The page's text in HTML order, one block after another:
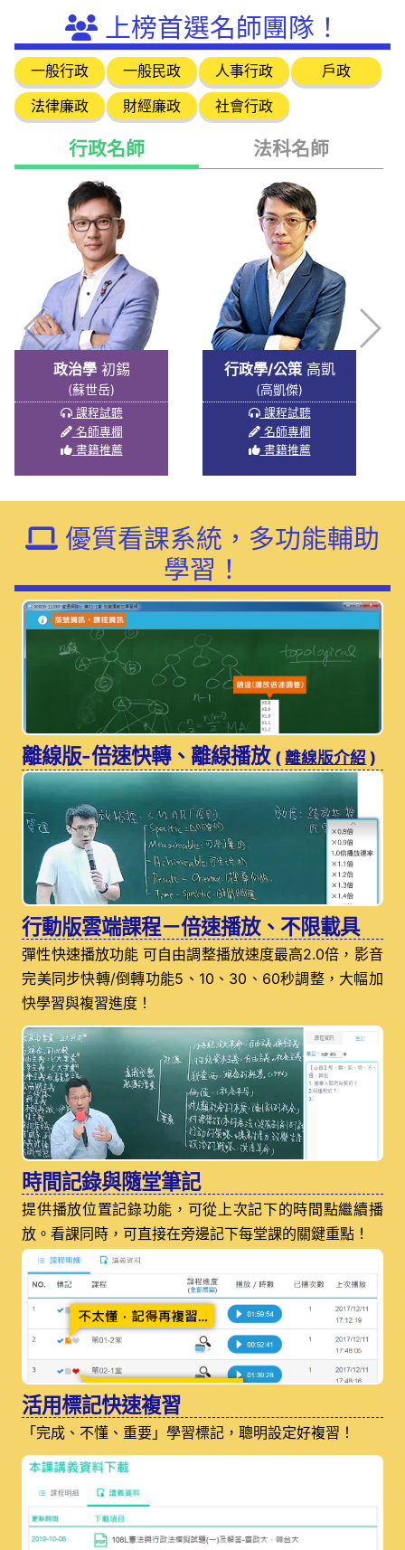
上榜首選名師團隊！
一般行政 一般民政 人事行政
戶政
法律廉政
財經廉政 社會行政
行政名師 法科名師
政治學初錫
(蘇世岳)
課程試聽
名師專欄
書籍推薦
行政學/公策高凱
(高凱傑)
課程試聽
名師專欄
書籍推薦
優質看課系統，多功能輔助
學習！
離線版-倍速快轉、離線播放 (離線版介紹 )
行動版雲端課程－倍速播放、不限載具
彈性快速播放功能 可自由調整播放速度最高2.0倍，影音
完美同步快轉/倒轉功能5、10、30、60秒調整，大幅加
快學習與複習進度！
時間記錄與隨堂筆記
提供播放位置記錄功能，可從上次記下的時間點繼續播
放。看課同時，可直接在旁邊記下每堂課的關鍵重點！
活用標記快速複習
「完成、不懂、重要」學習標記，聰明設定好複習！